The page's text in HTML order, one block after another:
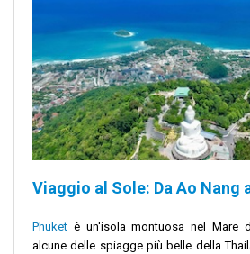
Viaggio al Sole: Da Ao Nang
Phuket è un'isola montuosa nel Mare
alcune delle spiagge più belle della